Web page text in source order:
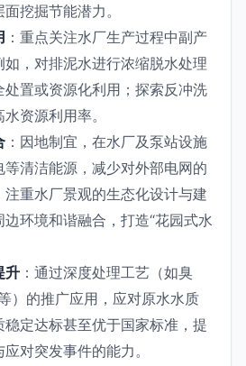
挖掘节能潜力。
：重点关注水厂生产过程中副产
，对排泥水进行浓缩脱水处理
处置或资源化利用；探索反冲洗
资源利用率。
：因地制宜，在水厂及泵站设施
清洁能源，减少对外部电网的
重水厂景观的生态化设计与建
环境和谐融合，打造“花园式水
升 ：通过深度处理工艺（如臭
）的推广应用，应对原水水质
定达标甚至优于国家标准，提
对突发事件的能力。